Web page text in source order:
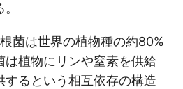
根菌は世界の植物種の約80%
は植物にリンや窒素を供給
するという相互依存の構造